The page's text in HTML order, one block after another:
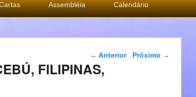
Assembléia Calendário
Navegação das
← Anterior Próximo →
FILIPINAS,